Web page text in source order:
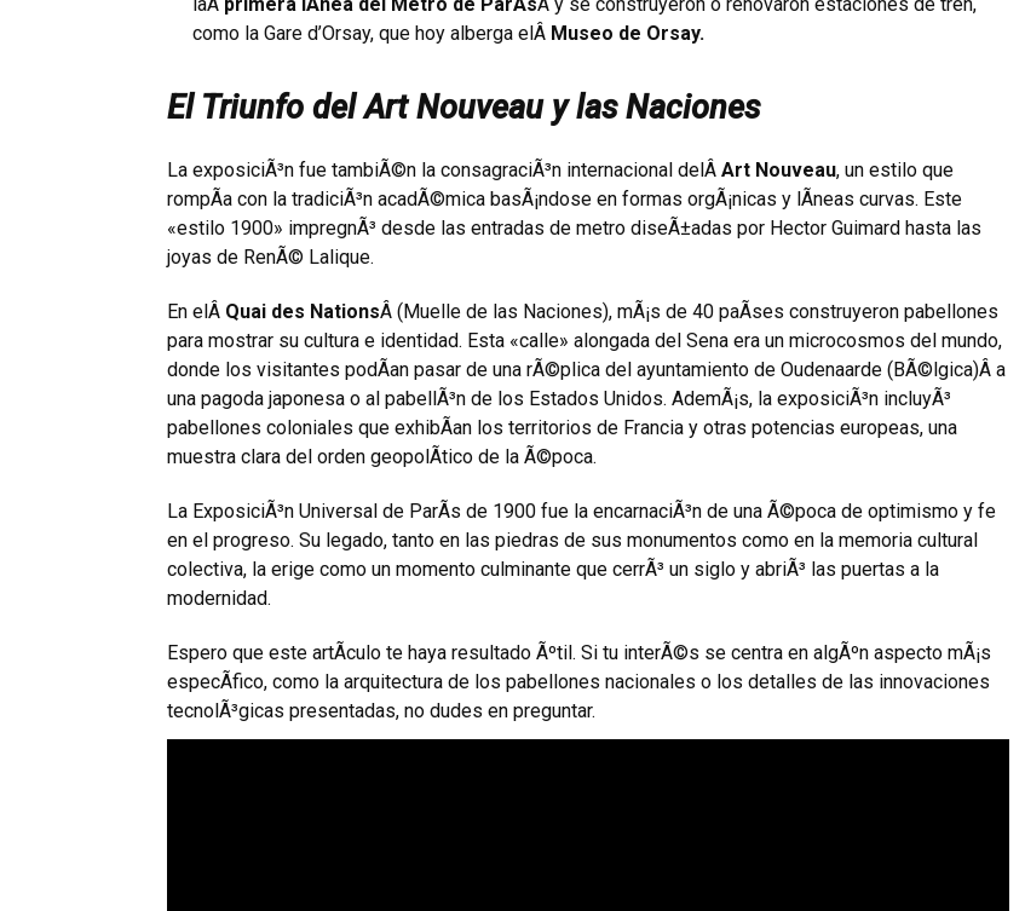
laÂ primera lÃ­nea del Metro de ParÃ­sÂ y se construyeron o renovaron estaciones de tren,
como la Gare d’Orsay, que hoy alberga elÂ Museo de Orsay.
El Triunfo del Art Nouveau y las Naciones
La exposiciÃ³n fue tambiÃ©n la consagraciÃ³n internacional delÂ Art Nouveau, un estilo que
rompÃ­a con la tradiciÃ³n acadÃ©mica basÃ¡ndose en formas orgÃ¡nicas y lÃ­neas curvas. Este
«estilo 1900» impregnÃ³ desde las entradas de metro diseÃ±adas por Hector Guimard hasta las
joyas de RenÃ© Lalique.
En elÂ Quai des NationsÂ (Muelle de las Naciones), mÃ¡s de 40 paÃ­ses construyeron pabellones
para mostrar su cultura e identidad. Esta «calle» alongada del Sena era un microcosmos del mundo,
donde los visitantes podÃ­an pasar de una rÃ©plica del ayuntamiento de Oudenaarde (BÃ©lgica)Â a
una pagoda japonesa o al pabellÃ³n de los Estados Unidos. AdemÃ¡s, la exposiciÃ³n incluyÃ³
pabellones coloniales que exhibÃ­an los territorios de Francia y otras potencias europeas, una
muestra clara del orden geopolÃ­tico de la Ã©poca.
La ExposiciÃ³n Universal de ParÃ­s de 1900 fue la encarnaciÃ³n de una Ã©poca de optimismo y fe
en el progreso. Su legado, tanto en las piedras de sus monumentos como en la memoria cultural
colectiva, la erige como un momento culminante que cerrÃ³ un siglo y abriÃ³ las puertas a la
modernidad.
Espero que este artÃ­culo te haya resultado Ãºtil. Si tu interÃ©s se centra en algÃºn aspecto mÃ¡s
especÃ­fico, como la arquitectura de los pabellones nacionales o los detalles de las innovaciones
tecnolÃ³gicas presentadas, no dudes en preguntar.